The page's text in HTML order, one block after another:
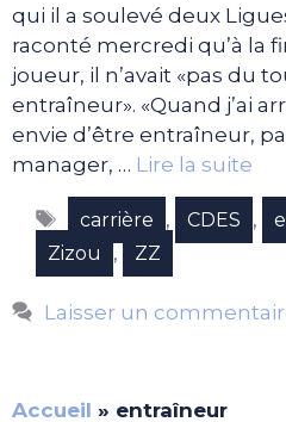
qui il a soulevé deux
raconté mercredi qu’à la
joueur, il n’avait «pas du
entraîneur». «Quand j’ai
envie d’être entraîneur,
manager, … Lire la suite
Étiquettes
carrière , CDES ,
Zizou , ZZ
Laisser un
Accueil » entraîneur